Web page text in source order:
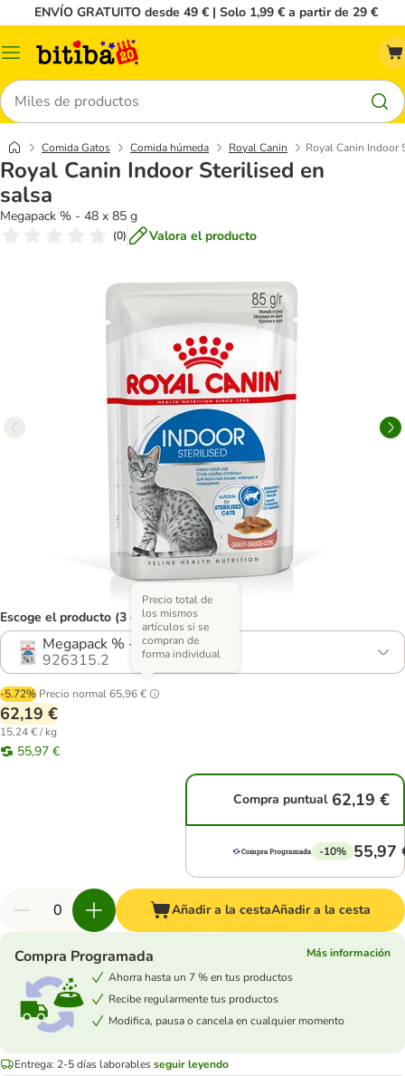
ENVÍO GRATUITO desde 49 € | Solo 1,99 € a partir de 29 €
Menú
Buscar
Comida Gatos Comida húmeda Royal Canin Royal Canin Indoor
Royal Canin Indoor Sterilised en
salsa
Megapack % - 48 x 85 g
(0) Valora el producto
Escoge el producto (3 opciones)
Megapack % - 48 x 85 g
926315.2
-5.72% Precio normal65,96 €
Precio total de
los mismos
artículos si se
compran de
forma individual
62,19 €
15,24 € / kg
55,97 €
Compra puntual 62,19 €
-10% 55,97
Añadir a la cestaAñadir a la cesta
Compra Programada
Más información
Ahorra hasta un 7 % en tus productos
Recibe regularmente tus productos
Modifica, pausa o cancela en cualquier momento
Entrega: 2-5 días laborablesseguir leyendo